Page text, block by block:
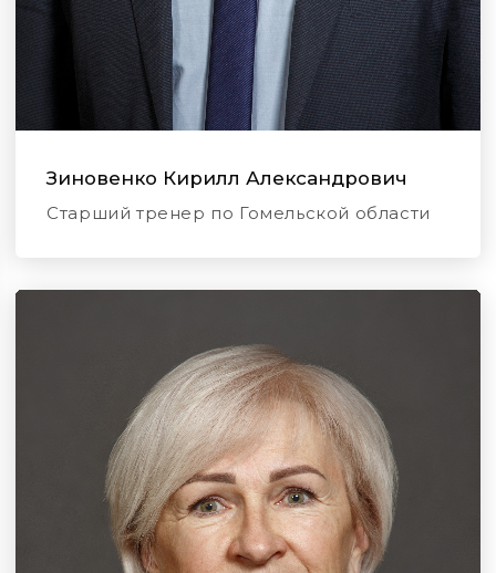
Зиновенко Кирилл Александрович
Старший тренер по Гомельской области